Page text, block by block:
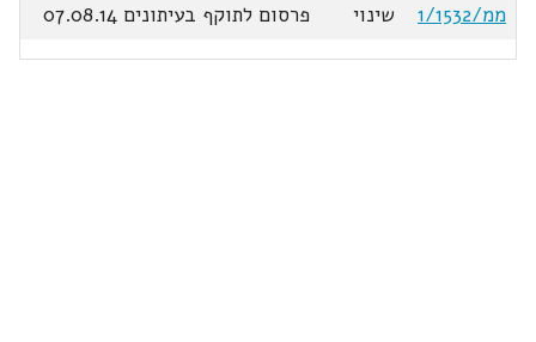
ממ/1/1532
שינוי פרסום לתוקף בעיתונים 07.08.14